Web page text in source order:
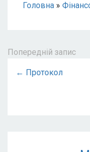
Головна »
Попередній запис
← Протокол